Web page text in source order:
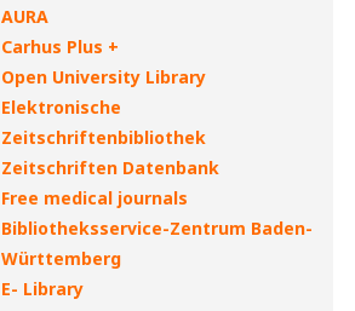
AURA
Carhus Plus +
Open University Library
Elektronische
Zeitschriftenbibliothek
Zeitschriften Datenbank
Free medical journals
Bibliotheksservice-Zentrum Baden-
Württemberg
E- Library